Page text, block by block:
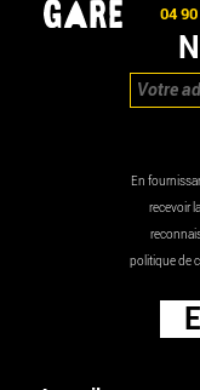
04
En
recevoir
politique de